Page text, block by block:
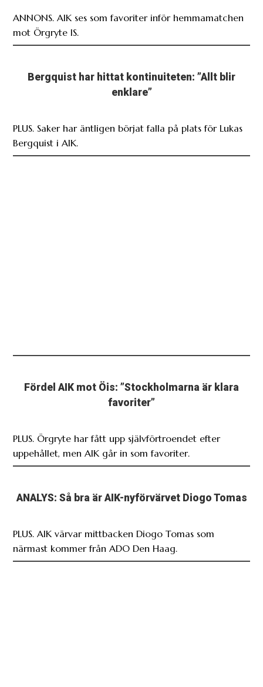
ANNONS. AIK ses som favoriter inför hemmamatchen
mot Örgryte IS.
Bergquist har hittat kontinuiteten: ”Allt blir
enklare”
PLUS. Saker har äntligen börjat falla på plats för Lukas
Bergquist i AIK.
Fördel AIK mot Öis: ”Stockholmarna är klara
favoriter”
PLUS. Örgryte har fått upp självförtroendet efter
uppehållet, men AIK går in som favoriter.
ANALYS: Så bra är AIK-nyförvärvet Diogo Tomas
PLUS. AIK värvar mittbacken Diogo Tomas som
närmast kommer från ADO Den Haag.